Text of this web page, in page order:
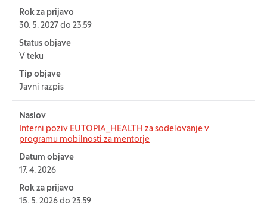
Rok za prijavo
30. 5. 2027 do 23.59
Status objave
V teku
Tip objave
Javni razpis
Naslov
Interni poziv EUTOPIA_HEALTH za sodelovanje v
programu mobilnosti za mentorje
Datum objave
17. 4. 2026
Rok za prijavo
15. 5. 2026 do 23.59